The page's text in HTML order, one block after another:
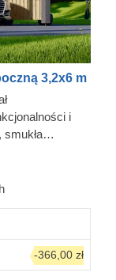
3,2x6 m
i
że ta
liczby
-366,00 zł